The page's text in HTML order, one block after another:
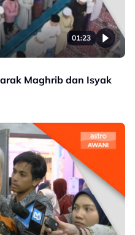
01:23
Maghrib dan Isyak